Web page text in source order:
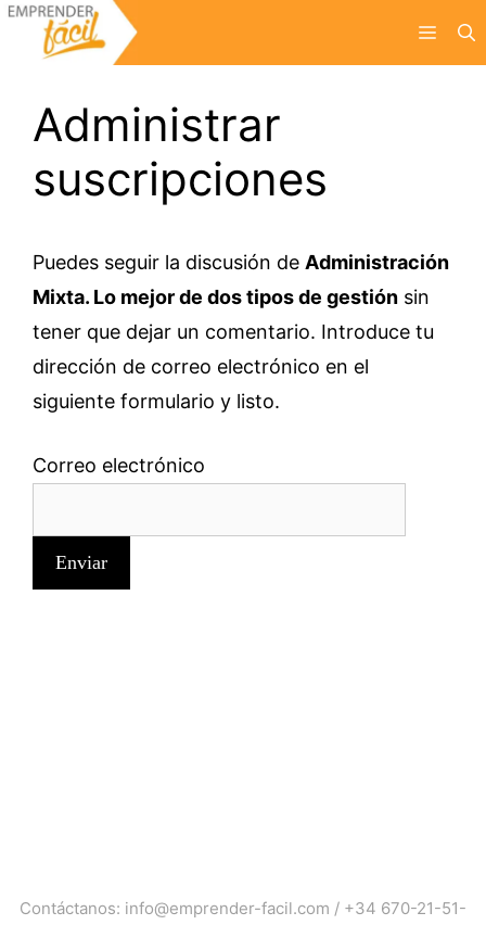
Saltar
Menú
Administrar
suscripciones
Puedes seguir la discusión de Administración
Mixta. Lo mejor de dos tipos de gestión sin
tener que dejar un comentario. Introduce tu
dirección de correo electrónico en el
siguiente formulario y listo.
Correo electrónico
Contáctanos: info@emprender-facil.com / +34 670-21-51-